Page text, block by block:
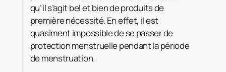
qu’il s’agit bel et bien de produits de
première nécessité. En effet, il est
quasiment impossible de se passer de
protection menstruelle pendant la période
de menstruation.